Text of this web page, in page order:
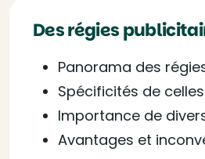
Des régies
Panorama des
Spécificités de
Importance de
Avantages et